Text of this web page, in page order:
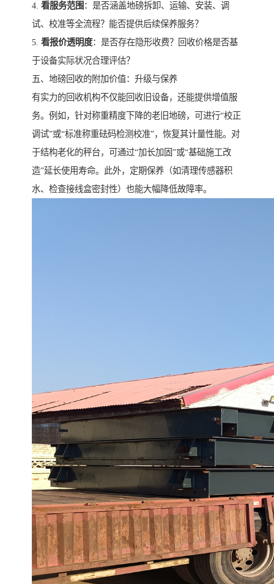
4. 看服务范围 ：是否涵盖地磅拆卸、运输、安装、调
试、校准等全流程？能否提供后续保养服务？
5. 看报价透明度：是否存在隐形收费？回收价格是否基
于设备实际状况合理评估？
五、地磅回收的附加价值：升级与保养
有实力的回收机构不仅能回收旧设备，还能提供增值服
务。例如，针对称重精度下降的老旧地磅，可进行“校正
调试”或“标准称重砝码检测校准”，恢复其计量性能。对
于结构老化的秤台，可通过“加长加固”或“基础施工改
造”延长使用寿命。此外，定期保养（如清理传感器积
水、检查接线盒密封性）也能大幅降低故障率。